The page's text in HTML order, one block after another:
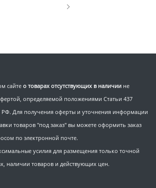
сайте о товарах отсутствующих в наличии не
определяемой положениями Статьи 437
РФ. Для получения оферты и уточнения информации
товаров "под заказ" вы можете оформить заказ
по электронной почте.
усилия для размещения только точной
наличии товаров и действующих цен.